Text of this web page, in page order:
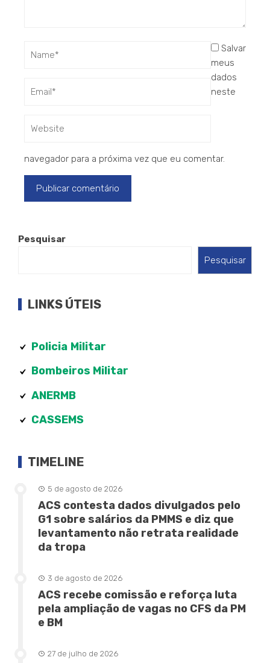
Salvar
meus
dados
neste
navegador para a próxima vez que eu comentar.
Pesquisar
Pesquisar
LINKS ÚTEIS
Policia Militar
Bombeiros Militar
ANERMB
CASSEMS
TIMELINE
5 de agosto de 2026
ACS contesta dados divulgados pelo
G1 sobre salários da PMMS e diz que
levantamento não retrata realidade
da tropa
3 de agosto de 2026
ACS recebe comissão e reforça luta
pela ampliação de vagas no CFS da PM
e BM
27 de julho de 2026